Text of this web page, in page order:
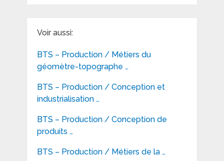
Voir aussi:
BTS – Production / Métiers du
géomètre-topographe …
BTS – Production / Conception et
industrialisation …
BTS – Production / Conception de
produits …
BTS – Production / Métiers de la …